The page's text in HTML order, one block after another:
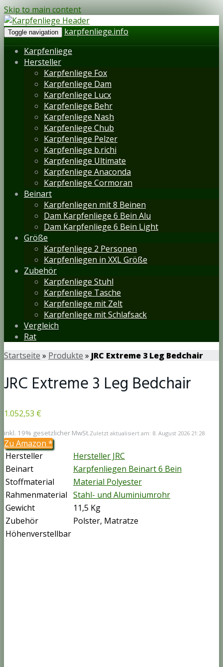
Skip to main content
Toggle navigation
karpfenliege.info
Karpfenliege
Hersteller
Karpfenliege Fox
Karpfenliege Dam
Karpfenliege Lucx
Karpfenliege Behr
Karpfenliege Nash
Karpfenliege Chub
Karpfenliege Pelzer
Karpfenliege b.richi
Karpfenliege Ultimate
Karpfenliege Anaconda
Karpfenliege Cormoran
Beinart
Karpfenliegen mit 8 Beinen
Dam Karpfenliege 6 Bein Alu
Dam Karpfenliege 6 Bein Light
Größe
Karpfenliege 2 Personen
Karpfenliegen in XXL Größe
Zubehör
Karpfenliege Stuhl
Karpfenliege Tasche
Karpfenliege mit Zelt
Karpfenliege mit Schlafsack
Vergleich
Rat
Startseite » Produkte » JRC Extreme 3 Leg Bedchair
JRC Extreme 3 Leg Bedchair
1.052,53 €
inkl. 19% gesetzlicher MwSt.Zuletzt aktualisiert am: 8. August 2026 21:28
Zu Amazon *
Hersteller
Hersteller JRC
Beinart
Karpfenliegen Beinart 6 Bein
Stoffmaterial
Material Polyester
Rahmenmaterial Stahl- und Aluminiumrohr
Gewicht
11,5 Kg
Zubehör
Polster, Matratze
Höhenverstellbar